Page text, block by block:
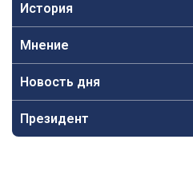
История
Мнение
Новость дня
Президент